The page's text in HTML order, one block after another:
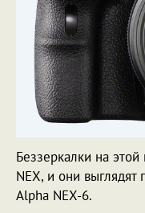
Беззеркалки на
NEX, и они выглядят
Alpha NEX-6.